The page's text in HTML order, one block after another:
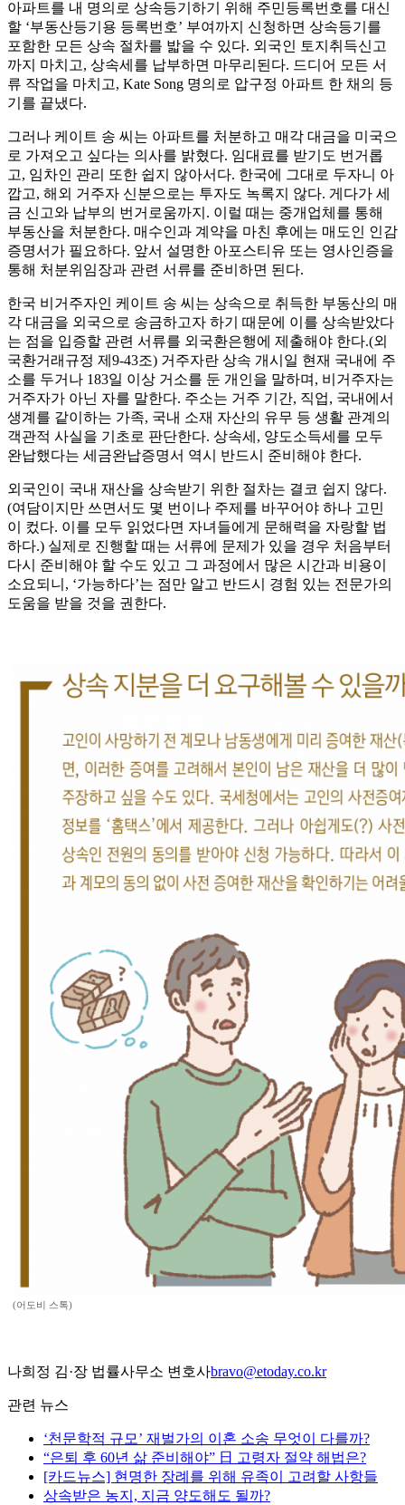
아파트를 내 명의로 상속등기하기 위해 주민등록번호를 대신
할 ‘부동산등기용 등록번호’ 부여까지 신청하면 상속등기를
포함한 모든 상속 절차를 밟을 수 있다. 외국인 토지취득신고
까지 마치고, 상속세를 납부하면 마무리된다. 드디어 모든 서
류 작업을 마치고, Kate Song 명의로 압구정 아파트 한 채의 등
기를 끝냈다.
그러나 케이트 송 씨는 아파트를 처분하고 매각 대금을 미국으
로 가져오고 싶다는 의사를 밝혔다. 임대료를 받기도 번거롭
고, 임차인 관리 또한 쉽지 않아서다. 한국에 그대로 두자니 아
깝고, 해외 거주자 신분으로는 투자도 녹록지 않다. 게다가 세
금 신고와 납부의 번거로움까지. 이럴 때는 중개업체를 통해
부동산을 처분한다. 매수인과 계약을 마친 후에는 매도인 인감
증명서가 필요하다. 앞서 설명한 아포스티유 또는 영사인증을
통해 처분위임장과 관련 서류를 준비하면 된다.
한국 비거주자인 케이트 송 씨는 상속으로 취득한 부동산의 매
각 대금을 외국으로 송금하고자 하기 때문에 이를 상속받았다
는 점을 입증할 관련 서류를 외국환은행에 제출해야 한다.(외
국환거래규정 제9-43조) 거주자란 상속 개시일 현재 국내에 주
소를 두거나 183일 이상 거소를 둔 개인을 말하며, 비거주자는
거주자가 아닌 자를 말한다. 주소는 거주 기간, 직업, 국내에서
생계를 같이하는 가족, 국내 소재 자산의 유무 등 생활 관계의
객관적 사실을 기초로 판단한다. 상속세, 양도소득세를 모두
완납했다는 세금완납증명서 역시 반드시 준비해야 한다.
외국인이 국내 재산을 상속받기 위한 절차는 결코 쉽지 않다.
(여담이지만 쓰면서도 몇 번이나 주제를 바꾸어야 하나 고민
이 컸다. 이를 모두 읽었다면 자녀들에게 문해력을 자랑할 법
하다.) 실제로 진행할 때는 서류에 문제가 있을 경우 처음부터
다시 준비해야 할 수도 있고 그 과정에서 많은 시간과 비용이
소요되니, ‘가능하다’는 점만 알고 반드시 경험 있는 전문가의
도움을 받을 것을 권한다.
(어도비 스톡)
나희정 김·장 법률사무소 변호사bravo@etoday.co.kr
관련 뉴스
‘천문학적 규모’ 재벌가의 이혼 소송 무엇이 다를까?
“은퇴 후 60년 삶 준비해야” 日 고령자 절약 해법은?
[카드뉴스] 현명한 장례를 위해 유족이 고려할 사항들
상속받은 농지, 지금 양도해도 될까?